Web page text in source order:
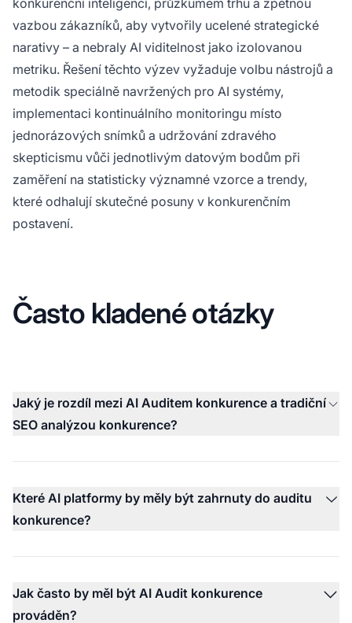
vazbou zákazníků, aby vytvořily ucelené strategické
narativy – a nebraly AI viditelnost jako izolovanou
metriku. Řešení těchto výzev vyžaduje volbu nástrojů a
metodik speciálně navržených pro AI systémy,
implementaci kontinuálního monitoringu místo
jednorázových snímků a udržování zdravého
skepticismu vůči jednotlivým datovým bodům při
zaměření na statisticky významné vzorce a trendy,
které odhalují skutečné posuny v konkurenčním
postavení.
Často kladené otázky
Jaký je rozdíl mezi AI Auditem konkurence a tradiční
SEO analýzou konkurence?
Které AI platformy by měly být zahrnuty do auditu
konkurence?
Jak často by měl být AI Audit konkurence
prováděn?